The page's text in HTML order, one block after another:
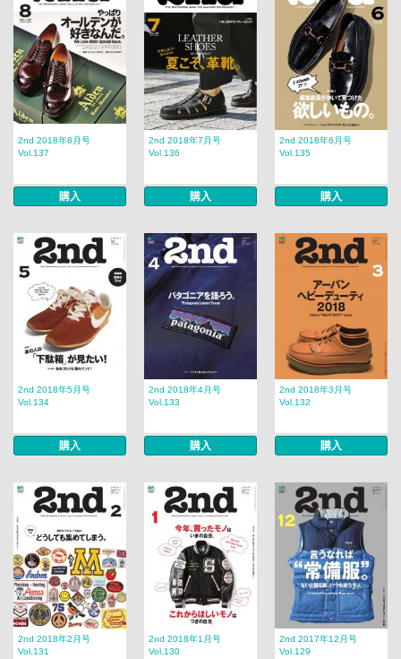
2nd 2018年8月号
Vol.137
購入
2nd 2018年7月号
Vol.136
購入
2nd 2018年6月号
Vol.135
購入
2nd 2018年5月号
Vol.134
購入
2nd 2018年4月号
Vol.133
購入
2nd 2018年3月号
Vol.132
購入
2nd 2018年2月号
Vol.131
2nd 2018年1月号
Vol.130
2nd 2017年12月号
Vol.129